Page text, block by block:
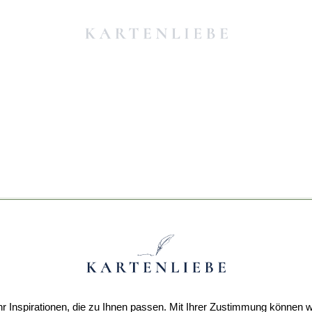
Inspirationen, die zu Ihnen passen. Mit Ihrer Zustimmung können